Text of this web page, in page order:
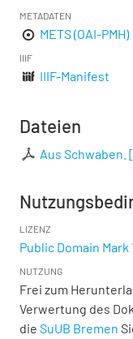
METADATEN
METS (OAI-PMH)
IIIF
IIIF-Manifest
Dateien
Aus Schwaben. [
LIZENZ
Public Domain Mark
NUTZUNG
Frei zum
Verwertung des
die SuUB Bremen